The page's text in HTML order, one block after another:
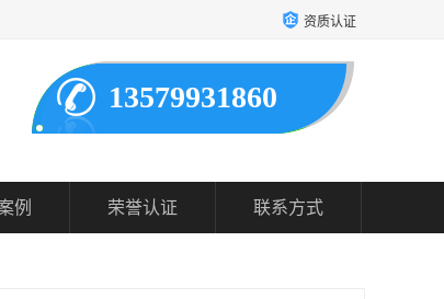
资质认证
13579931860
例 荣誉认证 联系方式